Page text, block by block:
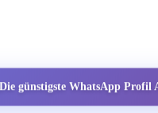
Die günstigste WhatsApp Profil